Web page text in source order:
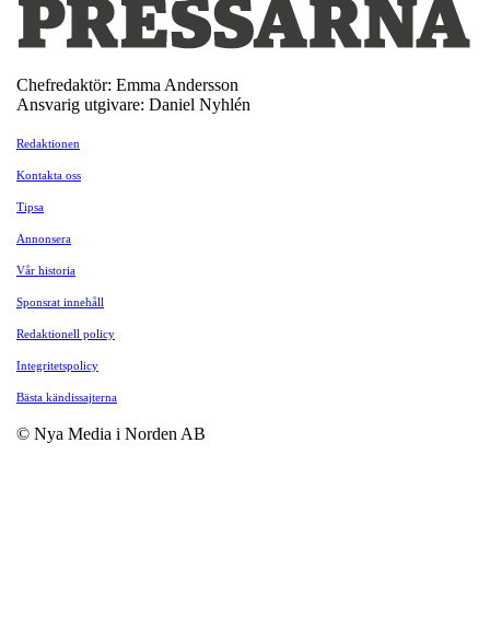
Chefredaktör: Emma Andersson
Ansvarig utgivare: Daniel Nyhlén
Redaktionen
Kontakta oss
Tipsa
Annonsera
Vår historia
Sponsrat innehåll
Redaktionell policy
Integritetspolicy
Bästa kändissajterna
© Nya Media i Norden AB